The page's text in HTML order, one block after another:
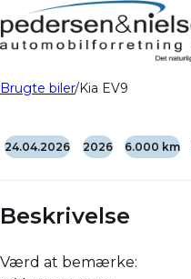
Brugte biler Kia EV9
24.04.2026 2026 6.000 km
Beskrivelse
Værd at bemærke: